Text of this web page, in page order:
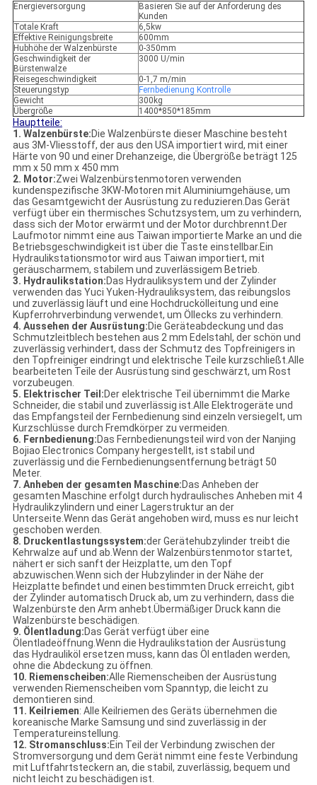
Energieversorgung
Basieren Sie auf der Anforderung des
Kunden
Totale Kraft
6,5kw
Effektive Reinigungsbreite
600mm
Hubhöhe der Walzenbürste
0-350mm
Geschwindigkeit der
Bürstenwalze
3000 U/min
Reisegeschwindigkeit
0-1,7 m/min
Steuerungstyp
Fernbedienung Kontrolle
Gewicht
300kg
Übergröße
1400*850*185mm
Hauptteile:
1. Walzenbürste:Die Walzenbürste dieser Maschine besteht
aus 3M-Vliesstoff, der aus den USA importiert wird, mit einer
Härte von 90 und einer Drehanzeige, die Übergröße beträgt 125
mm x 50 mm x 450 mm
2. Motor:Zwei Walzenbürstenmotoren verwenden
kundenspezifische 3KW-Motoren mit Aluminiumgehäuse, um
das Gesamtgewicht der Ausrüstung zu reduzieren.Das Gerät
verfügt über ein thermisches Schutzsystem, um zu verhindern,
dass sich der Motor erwärmt und der Motor durchbrennt.Der
Laufmotor nimmt eine aus Taiwan importierte Marke an und die
Betriebsgeschwindigkeit ist über die Taste einstellbar.Ein
Hydraulikstationsmotor wird aus Taiwan importiert, mit
geräuscharmem, stabilem und zuverlässigem Betrieb.
3. Hydraulikstation:Das Hydrauliksystem und der Zylinder
verwenden das Yuci Yuken-Hydrauliksystem, das reibungslos
und zuverlässig läuft und eine Hochdruckölleitung und eine
Kupferrohrverbindung verwendet, um Öllecks zu verhindern.
4. Aussehen der Ausrüstung:Die Geräteabdeckung und das
Schmutzleitblech bestehen aus 2 mm Edelstahl, der schön und
zuverlässig verhindert, dass der Schmutz des Topfreinigers in
den Topfreiniger eindringt und elektrische Teile kurzschließt.Alle
bearbeiteten Teile der Ausrüstung sind geschwärzt, um Rost
vorzubeugen.
5. Elektrischer Teil:Der elektrische Teil übernimmt die Marke
Schneider, die stabil und zuverlässig ist.Alle Elektrogeräte und
das Empfangsteil der Fernbedienung sind einzeln versiegelt, um
Kurzschlüsse durch Fremdkörper zu vermeiden.
6. Fernbedienung:Das Fernbedienungsteil wird von der Nanjing
Bojiao Electronics Company hergestellt, ist stabil und
zuverlässig und die Fernbedienungsentfernung beträgt 50
Meter.
7. Anheben der gesamten Maschine:Das Anheben der
gesamten Maschine erfolgt durch hydraulisches Anheben mit 4
Hydraulikzylindern und einer Lagerstruktur an der
Unterseite.Wenn das Gerät angehoben wird, muss es nur leicht
geschoben werden.
8. Druckentlastungssystem:der Gerätehubzylinder treibt die
Kehrwalze auf und ab.Wenn der Walzenbürstenmotor startet,
nähert er sich sanft der Heizplatte, um den Topf
abzuwischen.Wenn sich der Hubzylinder in der Nähe der
Heizplatte befindet und einen bestimmten Druck erreicht, gibt
der Zylinder automatisch Druck ab, um zu verhindern, dass die
Walzenbürste den Arm anhebt.Übermäßiger Druck kann die
Walzenbürste beschädigen.
9. Ölentladung:Das Gerät verfügt über eine
Ölentladeöffnung.Wenn die Hydraulikstation der Ausrüstung
das Hydrauliköl ersetzen muss, kann das Öl entladen werden,
ohne die Abdeckung zu öffnen.
10. Riemenscheiben:Alle Riemenscheiben der Ausrüstung
verwenden Riemenscheiben vom Spanntyp, die leicht zu
demontieren sind.
11. Keilriemen: Alle Keilriemen des Geräts übernehmen die
koreanische Marke Samsung und sind zuverlässig in der
Temperatureinstellung.
12. Stromanschluss:Ein Teil der Verbindung zwischen der
Stromversorgung und dem Gerät nimmt eine feste Verbindung
mit Luftfahrtsteckern an, die stabil, zuverlässig, bequem und
nicht leicht zu beschädigen ist.